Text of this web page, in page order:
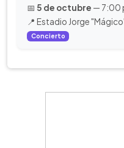
📅 5 de octubre — 7:00
📍 Estadio Jorge
Concierto